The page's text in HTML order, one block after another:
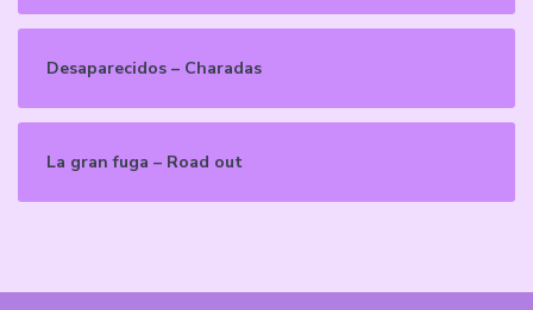
Desaparecidos – Charadas
La gran fuga – Road out